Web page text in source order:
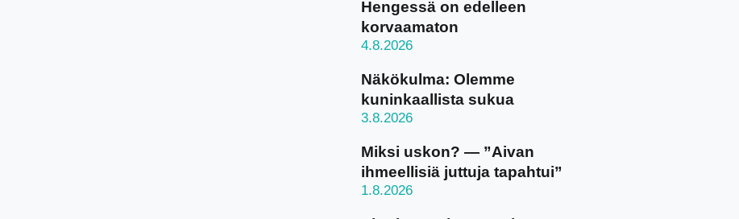
Hengessä on edelleen
korvaamaton
4.8.2026
Näkökulma: Olemme
kuninkaallista sukua
3.8.2026
Miksi uskon? — ”Aivan
ihmeellisiä juttuja tapahtui”
1.8.2026